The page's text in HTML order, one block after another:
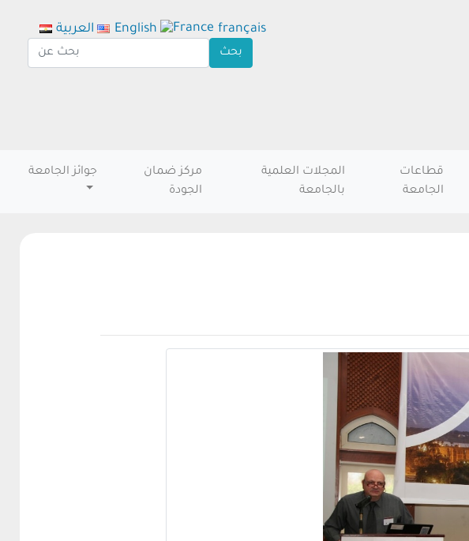
قطاعات
الجامعة
المجلات العلمية
بالجامعة
مركز ضمان
الجودة
جوائز الجامعة
العربية English français